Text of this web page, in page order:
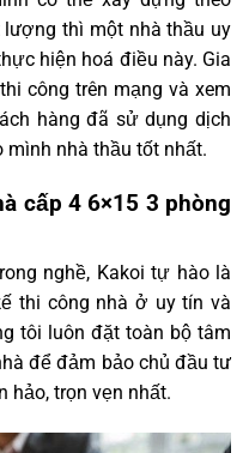
thì một nhà thầu uy
hiện hoá điều này. Gia
công trên mạng và xem
hàng đã sử dụng dịch
nhà thầu tốt nhất.
cấp 4 6×15 3 phòng
nghề, Kakoi tự hào là
thi công nhà ở uy tín và
tôi luôn đặt toàn bộ tâm
để đảm bảo chủ đầu tư
hảo, trọn vẹn nhất.